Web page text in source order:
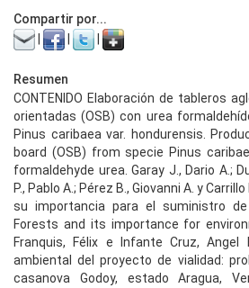
Compartir por...
Resumen
CONTENIDO Elaboración de tableros
orientadas (OSB) con urea
Pinus caribaea var. hondurensis.
board (OSB) from specie Pinus
formaldehyde urea. Garay J., Dario A.;
P., Pablo A.; Pérez B., Giovanni A. y
su importancia para el suministro de
Forests and its importance for
Franquis, Félix e Infante Cruz, Angel
ambiental del proyecto de vialidad:
casanova Godoy, estado Aragua,